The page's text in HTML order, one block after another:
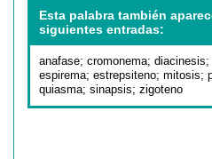
Esta palabra también
siguientes entradas:
anafase; cromonema; diacinesis;
espirema; estrepsiteno; mitosis;
quiasma; sinapsis; zigoteno